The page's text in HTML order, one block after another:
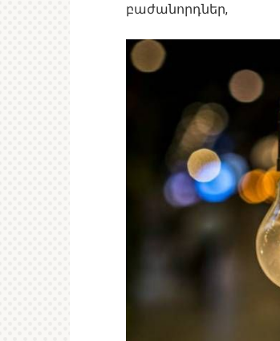
բաժանորդներ,